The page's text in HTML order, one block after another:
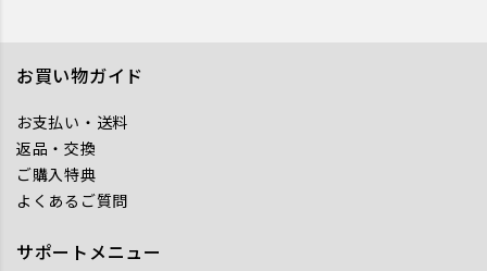
お買い物ガイド
お支払い・送料
返品・交換
ご購入特典
よくあるご質問
サポートメニュー